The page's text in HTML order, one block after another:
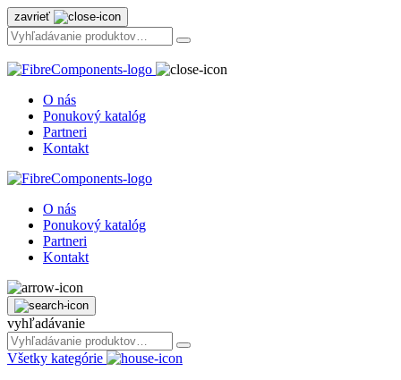
zavrieť
O nás
Ponukový katalóg
Partneri
Kontakt
O nás
Ponukový katalóg
Partneri
Kontakt
vyhľadávanie
Všetky kategórie